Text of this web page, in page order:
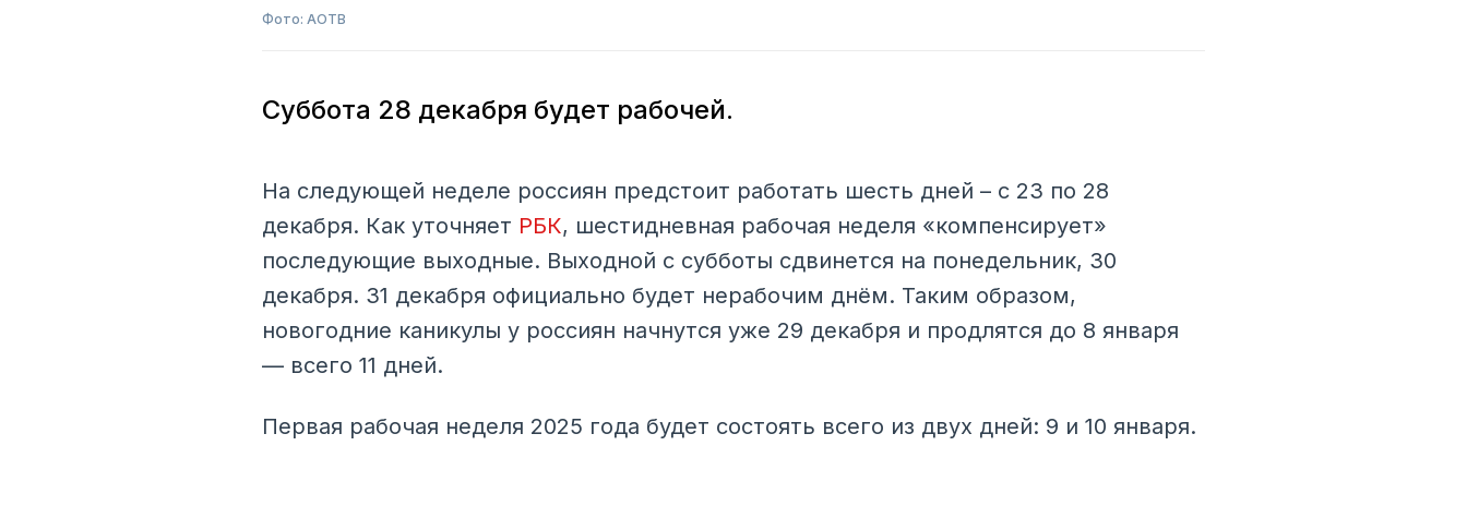
Фото: АОТВ
Суббота 28 декабря будет рабочей.
На следующей неделе россиян предстоит работать шесть дней – с 23 по 28
декабря. Как уточняет РБК, шестидневная рабочая неделя «компенсирует»
последующие выходные. Выходной с субботы сдвинется на понедельник, 30
декабря. 31 декабря официально будет нерабочим днём. Таким образом,
новогодние каникулы у россиян начнутся уже 29 декабря и продлятся до 8 января
— всего 11 дней.
Первая рабочая неделя 2025 года будет состоять всего из двух дней: 9 и 10 января.